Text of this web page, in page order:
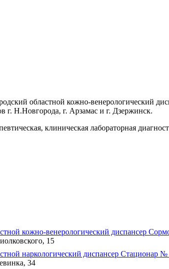
областной кожно-венерологический
г. Н.Новгорода, г. Арзамас и г. Дзержинск.
клиническая лабораторная
кожно-венерологический диспансер
15
наркологический диспансер Стационар №
34